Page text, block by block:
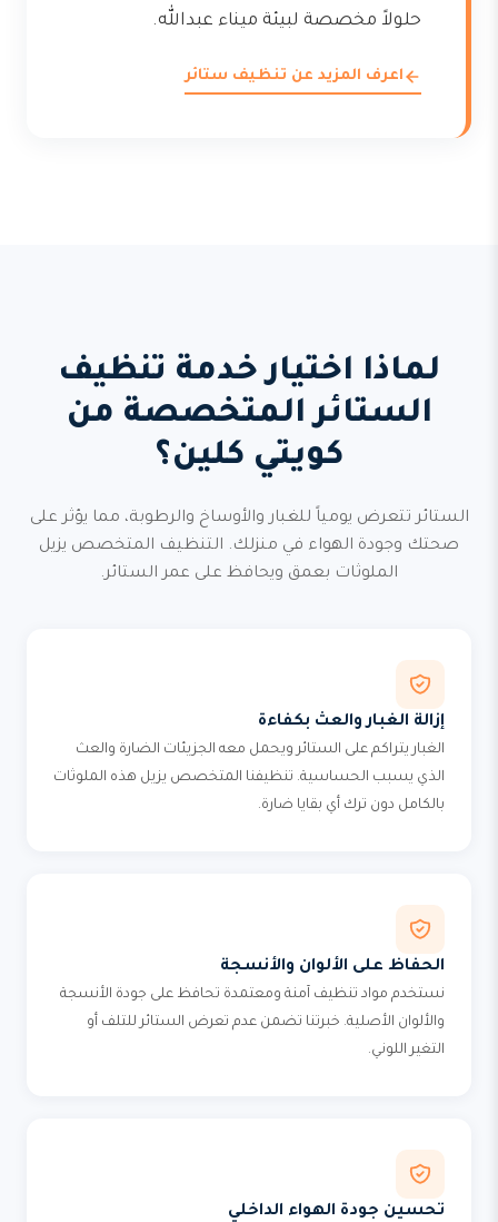
حلولاً مخصصة لبيئة ميناء عبدالله.
اعرف المزيد عن تنظيف ستائر
لماذا اختيار خدمة تنظيف
الستائر المتخصصة من
كويتي كلين؟
الستائر تتعرض يومياً للغبار والأوساخ والرطوبة، مما يؤثر على
صحتك وجودة الهواء في منزلك. التنظيف المتخصص يزيل
الملوثات بعمق ويحافظ على عمر الستائر.
إزالة الغبار والعث بكفاءة
الغبار يتراكم على الستائر ويحمل معه الجزيئات الضارة والعث
الذي يسبب الحساسية. تنظيفنا المتخصص يزيل هذه الملوثات
بالكامل دون ترك أي بقايا ضارة.
الحفاظ على الألوان والأنسجة
نستخدم مواد تنظيف آمنة ومعتمدة تحافظ على جودة الأنسجة
والألوان الأصلية. خبرتنا تضمن عدم تعرض الستائر للتلف أو
التغير اللوني.
تحسين جودة الهواء الداخلي